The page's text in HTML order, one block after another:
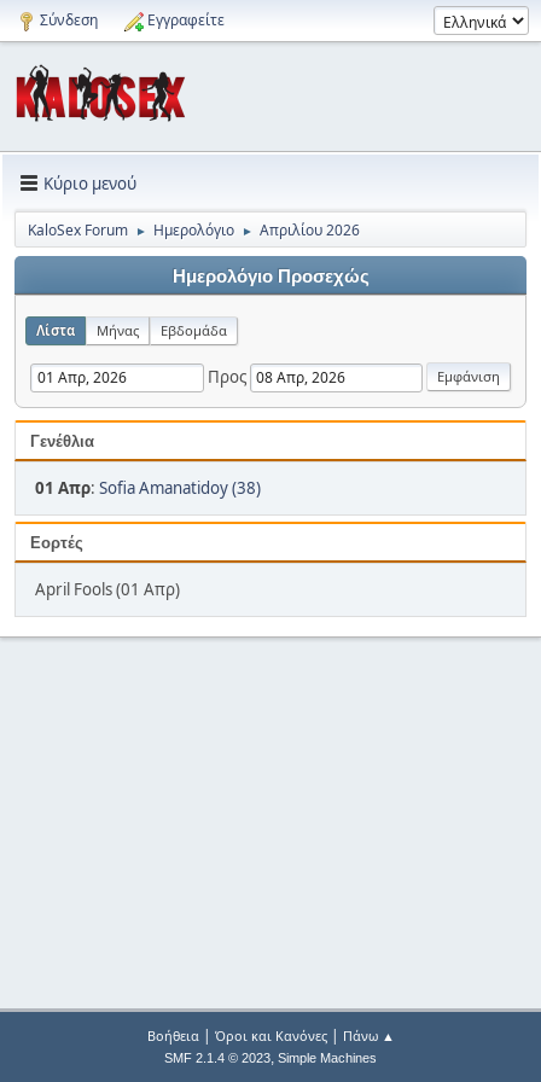
Σύνδεση Εγγραφείτε
Κύριο μενού
KaloSex Forum ► Ημερολόγιο ► Απριλίου 2026
Ημερολόγιο Προσεχώς
Λίστα Μήνας Εβδομάδα
Προς
Γενέθλια
01 Απρ: Sofia Amanatidoy (38)
Εορτές
April Fools (01 Απρ)
Βοήθεια| Όροι και Κανόνες| Πάνω ▲
SMF 2.1.4 © 2023, Simple Machines